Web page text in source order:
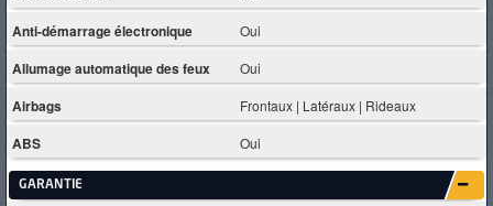
Anti-démarrage électronique Oui
Allumage automatique des feux Oui
Airbags Frontaux | Latéraux | Rideaux
ABS Oui
GARANTIE